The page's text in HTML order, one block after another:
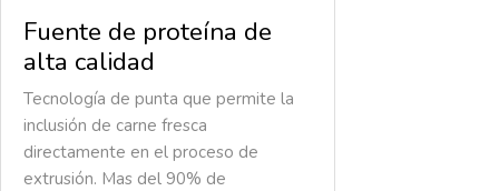
Fuente de proteína de
alta calidad
Tecnología de punta que permite la
inclusión de carne fresca
directamente en el proceso de
extrusión. Mas del 90% de